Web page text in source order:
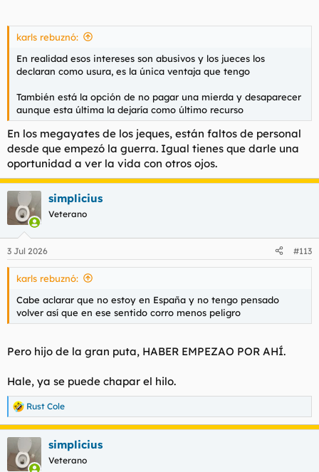
karls rebuznó:
En realidad esos intereses son abusivos y los jueces los
declaran como usura, es la única ventaja que tengo
También está la opción de no pagar una mierda y desaparecer
aunque esta última la dejaría como último recurso
En los megayates de los jeques, están faltos de personal
desde que empezó la guerra. Igual tienes que darle una
oportunidad a ver la vida con otros ojos.
simplicius
Veterano
3 Jul 2026 #113
karls rebuznó:
Cabe aclarar que no estoy en España y no tengo pensado
volver así que en ese sentido corro menos peligro
Pero hijo de la gran puta, HABER EMPEZAO POR AHÍ.
Hale, ya se puede chapar el hilo.
R
e
a
c
Rust Cole
simplicius
Veterano